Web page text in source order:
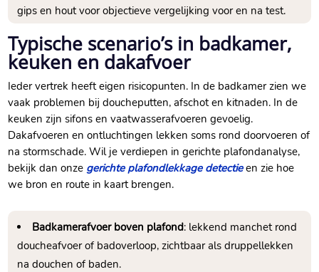
gips en hout voor objectieve vergelijking voor en na test.​
Typische scenario’s in badkamer,
keuken en dakafvoer
Ieder vertrek heeft eigen risicopunten.​ In de badkamer zien we
vaak problemen bij doucheputten, afschot en kitnaden.​ In de
keuken zijn sifons en vaatwasserafvoeren gevoelig.​
Dakafvoeren en ontluchtingen lekken soms rond doorvoeren of
na stormschade.​ Wil je verdiepen in gerichte plafondanalyse,
bekijk dan onze gerichte plafondlekkage detectieen zie hoe
we bron en route in kaart brengen.​
Badkamerafvoer boven plafond: lekkend manchet rond
doucheafvoer of badoverloop, zichtbaar als druppellekken
na douchen of baden.​